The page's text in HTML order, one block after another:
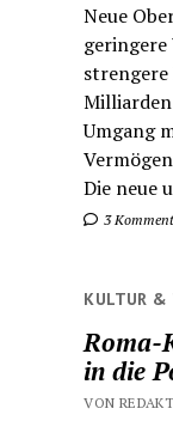
Neue
Umgang
Die neue
3
KULTUR &
Roma-
in die
VON